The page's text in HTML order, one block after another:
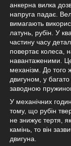
анкерна вилка
напруга падає.
вимагають
латунь, рубін. У
частину часу
повертає колеса,
навантаженими.
механізм. До того
двигуном, у
заводною
У механічних
тому, що рубін
не знижує тертя,
камінь, то він
двигуна.